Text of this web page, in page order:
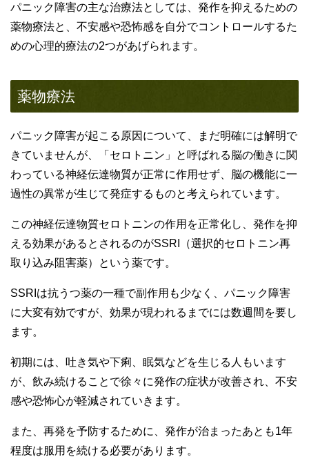
パニック障害の主な治療法としては、発作を抑えるための
薬物療法と、不安感や恐怖感を自分でコントロールするた
めの心理的療法の2つがあげられます。
薬物療法
パニック障害が起こる原因について、まだ明確には解明で
きていませんが、「セロトニン」と呼ばれる脳の働きに関
わっている神経伝達物質が正常に作用せず、脳の機能に一
過性の異常が生じて発症するものと考えられています。
この神経伝達物質セロトニンの作用を正常化し、発作を抑
える効果があるとされるのがSSRI（選択的セロトニン再
取り込み阻害薬）という薬です。
SSRIは抗うつ薬の一種で副作用も少なく、パニック障害
に大変有効ですが、効果が現われるまでには数週間を要し
ます。
初期には、吐き気や下痢、眠気などを生じる人もいます
が、飲み続けることで徐々に発作の症状が改善され、不安
感や恐怖心が軽減されていきます。
また、再発を予防するために、発作が治まったあとも1年
程度は服用を続ける必要があります。